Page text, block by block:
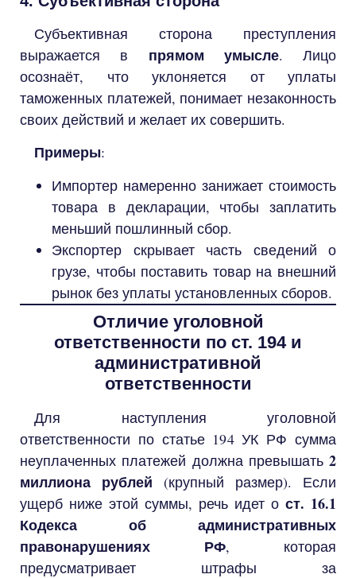
Субъективная сторона преступления
выражается в прямом умысле. Лицо
осознаёт, что уклоняется от уплаты
таможенных платежей, понимает незаконность
своих действий и желает их совершить.
Примеры:
Импортер намеренно занижает стоимость
товара в декларации, чтобы заплатить
меньший пошлинный сбор.
Экспортер скрывает часть сведений о
грузе, чтобы поставить товар на внешний
рынок без уплаты установленных сборов.
Отличие уголовной
ответственности по ст. 194 и
административной
ответственности
Для наступления уголовной
ответственности по статье 194 УК РФ сумма
неуплаченных платежей должна превышать 2
миллиона рублей (крупный размер). Если
ущерб ниже этой суммы, речь идет о ст. 16.1
Кодекса об административных
правонарушениях РФ, которая
предусматривает штрафы за